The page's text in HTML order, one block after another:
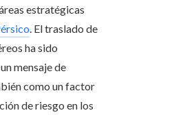
estratégicas
. El traslado de
ha sido
mensaje de
como un factor
de riesgo en los